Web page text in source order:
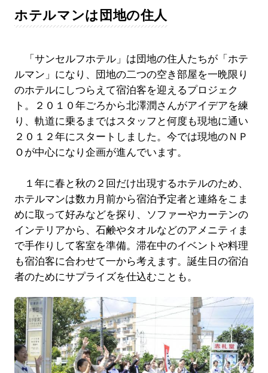
ホテルマンは団地の住人
「サンセルフホテル」は団地の住人たちが「ホテ
ルマン」になり、団地の二つの空き部屋を一晩限り
のホテルにしつらえて宿泊客を迎えるプロジェク
ト。２０１０年ごろから北澤潤さんがアイデアを練
り、軌道に乗るまではスタッフと何度も現地に通い
２０１２年にスタートしました。今では現地のＮＰ
Ｏが中心になり企画が進んでいます。
１年に春と秋の２回だけ出現するホテルのため、
ホテルマンは数カ月前から宿泊予定者と連絡をこま
めに取って好みなどを探り、ソファーやカーテンの
インテリアから、石鹸やタオルなどのアメニティま
で手作りして客室を準備。滞在中のイベントや料理
も宿泊客に合わせて一から考えます。誕生日の宿泊
者のためにサプライズを仕込むことも。